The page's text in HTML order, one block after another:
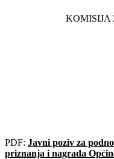
KOMISIJA
PDF: Javni poziv za
priznanja i nagrada